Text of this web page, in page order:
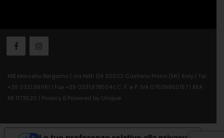
MB Marcello Bergamo | via Nitti 1/A 20022 Castano Primo (MI) Italy | Tel.
+39 0331.881181 | Fax +39 0331.878504 | C. F. e P. IVA 07639960157 | REA
MI 1173520 | Privacy || Powered by Unique